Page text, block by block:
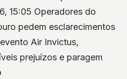
15:05 Operadores do
pedem esclarecimentos
Air Invictus,
prejuízos e paragem